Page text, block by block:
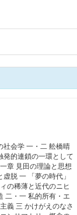
社会学 一・二 舩橋晴
的連鎖の一環として
章 見田の理論と思想
脱 一 「夢の時代」
の稀薄と近代のニヒ
二・一 私的所有・エ
義 三 かけがえのなさ